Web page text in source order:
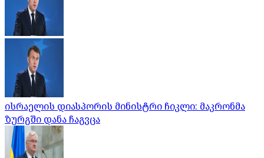
ისრაელის დიასპორის მინისტრი ჩიკლი: მაკრონმა
ზურგში დანა ჩაგვცა